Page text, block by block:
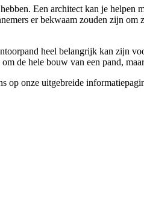
Een architect kan je
er bekwaam zouden zijn
heel belangrijk kan zijn
de hele bouw van een pand,
op onze uitgebreide